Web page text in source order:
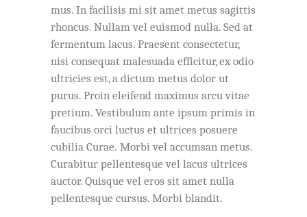
mus. In facilisis mi sit amet metus sagittis
rhoncus. Nullam vel euismod nulla. Sed at
fermentum lacus. Praesent consectetur,
nisi consequat malesuada efficitur, ex odio
ultricies est, a dictum metus dolor ut
purus. Proin eleifend maximus arcu vitae
pretium. Vestibulum ante ipsum primis in
faucibus orci luctus et ultrices posuere
cubilia Curae. Morbi vel accumsan metus.
Curabitur pellentesque vel lacus ultrices
auctor. Quisque vel eros sit amet nulla
pellentesque cursus. Morbi blandit.